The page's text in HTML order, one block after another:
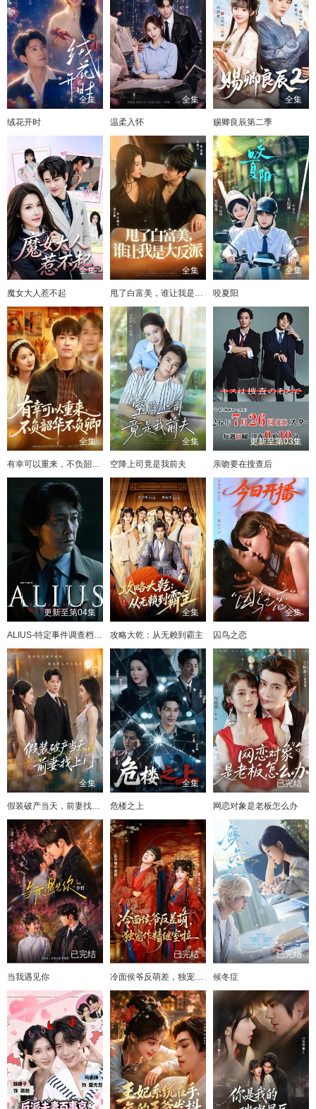
全集
绒花开时
全集
温柔入怀
全集
赐卿良辰第二季
全集
魔女大人惹不起
全集
甩了白富美，谁让我是大反派
全集
咬夏阳
全集
有幸可以重来，不负韶华不负卿
全集
空降上司竟是我前夫
更新至第03集
亲吻要在搜查后
更新至第04集
ALIUS-特定事件调查档案-
全集
攻略大乾：从无赖到霸主
全集
囚鸟之恋
全集
假装破产当天，前妻找上门
全集
危楼之上
已完结
网恋对象是老板怎么办
已完结
当我遇见你
已完结
冷面侯爷反萌差，独宠作精继室啦
已完结
候冬症